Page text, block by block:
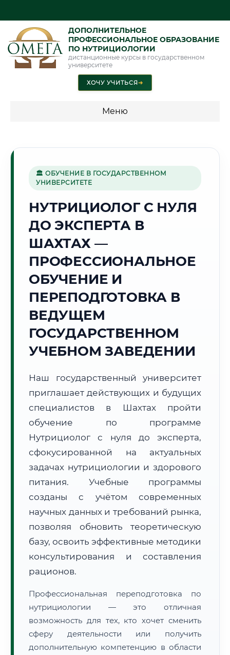
ДОПОЛНИТЕЛЬНОЕ
ПРОФЕССИОНАЛЬНОЕ ОБРАЗОВАНИЕ
ПО НУТРИЦИОЛОГИИ
дистанционные курсы в государственном
университете
ХОЧУ УЧИТЬСЯ➜
Меню
⛏️
Г. ШАХТЫ
16:07:14
2026 г.
Погода в г. Шахты:🌤️ +34°C Преимущественно ясно
🌅 Восход: 05:04
📍 Региональная справка г. Шахты
Почтовые индексы:
346500–346599
Часовой пояс:
МСК (UTC+3)
Формат учебы:
Дистанционно
🗺️ Зона обслуживания: г. Шахты
• Маршрут транзита:~3 022 км
• Экспресс-доставка СДЭК / Почтой:4–6 рабочих дней
📜 Документы и аккредитация
🔍Нажмите на документ для увеличения и просмотра
🏛 ОБУЧЕНИЕ В ГОСУДАРСТВЕННОМ
УНИВЕРСИТЕТЕ
НУТРИЦИОЛОГ С НУЛЯ
ДО ЭКСПЕРТА В
ШАХТАХ —
ПРОФЕССИОНАЛЬНОЕ
ОБУЧЕНИЕ И
ПЕРЕПОДГОТОВКА В
ВЕДУЩЕМ
ГОСУДАРСТВЕННОМ
УЧЕБНОМ ЗАВЕДЕНИИ
Наш государственный университет
приглашает действующих и будущих
специалистов в Шахтах пройти
обучение по программе
Нутрициолог с нуля до эксперта,
сфокусированной на актуальных
задачах нутрициологии и здорового
питания. Учебные программы
созданы с учётом современных
научных данных и требований рынка,
позволяя обновить теоретическую
базу, освоить эффективные методики
консультирования и составления
рационов.
Профессиональная переподготовка по
нутрициологии — это отличная
возможность для тех, кто хочет сменить
сферу деятельности или получить
дополнительную компетенцию в области